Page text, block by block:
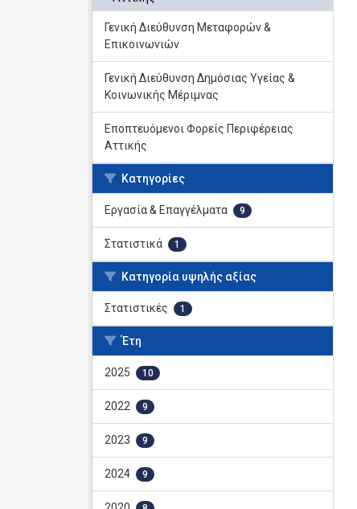
Γενική Διεύθυνση Μεταφορών &
Επικοινωνιών
Γενική Διεύθυνση Δημόσιας Υγείας &
Κοινωνικής Μέριμνας
Εποπτευόμενοι Φορείς Περιφέρειας
Αττικής
Κατηγορίες
Εργασία & Επαγγέλματα 9
Στατιστικά 1
Κατηγορία υψηλής αξίας
Στατιστικές 1
Έτη
2025 10
2022 9
2023 9
2024 9